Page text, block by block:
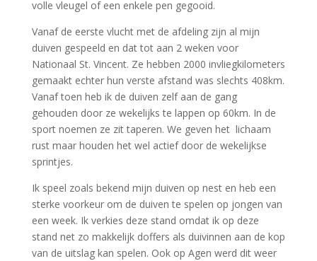
volle vleugel of een enkele pen gegooid.
Vanaf de eerste vlucht met de afdeling zijn al mijn
duiven gespeeld en dat tot aan 2 weken voor
Nationaal St. Vincent. Ze hebben 2000 invliegkilometers
gemaakt echter hun verste afstand was slechts 408km.
Vanaf toen heb ik de duiven zelf aan de gang
gehouden door ze wekelijks te lappen op 60km. In de
sport noemen ze zit taperen. We geven het lichaam
rust maar houden het wel actief door de wekelijkse
sprintjes.
Ik speel zoals bekend mijn duiven op nest en heb een
sterke voorkeur om de duiven te spelen op jongen van
een week. Ik verkies deze stand omdat ik op deze
stand net zo makkelijk doffers als duivinnen aan de kop
van de uitslag kan spelen. Ook op Agen werd dit weer